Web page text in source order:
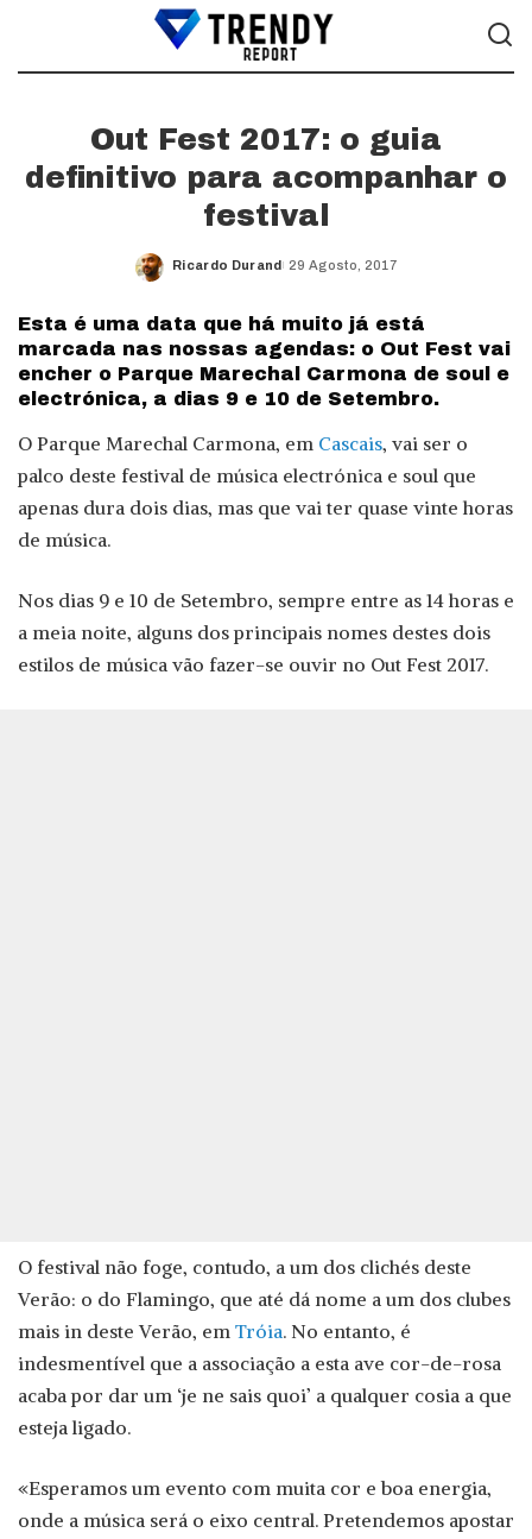
Out Fest 2017: o guia
definitivo para acompanhar o
festival
Posted
Ricardo Durand 29 Agosto, 2017
Esta é uma data que há muito já está
marcada nas nossas agendas: o Out Fest vai
encher o Parque Marechal Carmona de soul e
electrónica, a dias 9 e 10 de Setembro.
O Parque Marechal Carmona, em Cascais, vai ser o
palco deste festival de música electrónica e soul que
apenas dura dois dias, mas que vai ter quase vinte horas
de música.
Nos dias 9 e 10 de Setembro, sempre entre as 14 horas e
a meia noite, alguns dos principais nomes destes dois
estilos de música vão fazer-se ouvir no Out Fest 2017.
O festival não foge, contudo, a um dos clichés deste
Verão: o do Flamingo, que até dá nome a um dos clubes
mais in deste Verão, em Tróia. No entanto, é
indesmentível que a associação a esta ave cor-de-rosa
acaba por dar um ‘je ne sais quoi’ a qualquer cosia a que
esteja ligado.
«Esperamos um evento com muita cor e boa energia,
onde a música será o eixo central. Pretendemos apostar